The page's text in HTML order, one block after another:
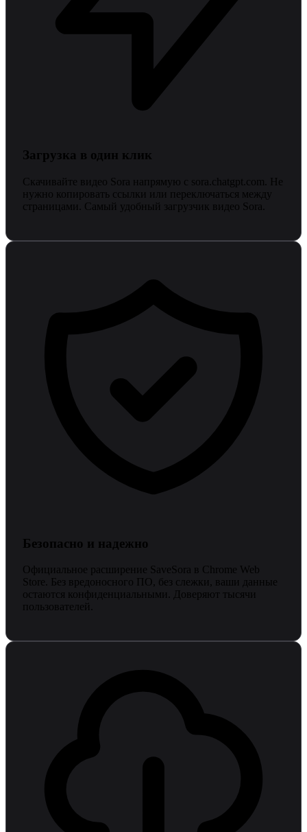
Загрузка в один клик
Скачивайте видео Sora напрямую с sora.chatgpt.com. Не
нужно копировать ссылки или переключаться между
страницами. Самый удобный загрузчик видео Sora.
Безопасно и надежно
Официальное расширение SaveSora в Chrome Web
Store. Без вредоносного ПО, без слежки, ваши данные
остаются конфиденциальными. Доверяют тысячи
пользователей.